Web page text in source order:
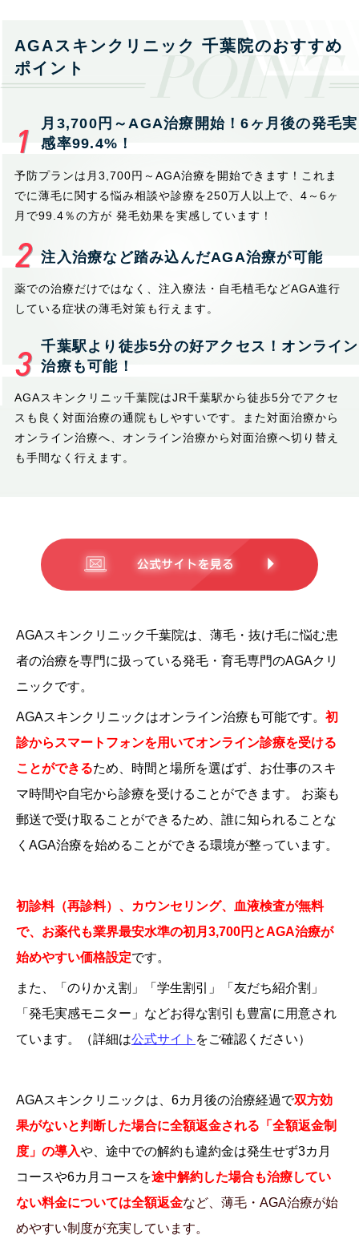
AGAスキンクリニック 千葉院のおすすめ
ポイント
月3,700円～AGA治療開始！6ヶ月後の発毛実
感率99.4%！
予防プランは月3,700円～AGA治療を開始できます！これま
でに薄毛に関する悩み相談や診療を250万人以上で、4～6ヶ
月で99.4％の方が 発毛効果を実感しています！
注入治療など踏み込んだAGA治療が可能
薬での治療だけではなく、注入療法・自毛植毛などAGA進行
している症状の薄毛対策も行えます。
千葉駅より徒歩5分の好アクセス！オンライン
治療も可能！
AGAスキンクリニッ千葉院はJR千葉駅から徒歩5分でアクセ
スも良く対面治療の通院もしやすいです。また対面治療から
オンライン治療へ、オンライン治療から対面治療へ切り替え
も手間なく行えます。
AGAスキンクリニック千葉院は、薄毛・抜け毛に悩む患
者の治療を専門に扱っている発毛・育毛専門のAGAクリ
ニックです。
AGAスキンクリニックはオンライン治療も可能です。 初
診からスマートフォンを用いてオンライン診療を受ける
ことができるため、時間と場所を選ばず、お仕事のスキ
マ時間や自宅から診療を受けることができます。
お薬も
郵送で受け取ることができるため、誰に知られることな
くAGA治療を始めることができる環境が整っています。
初診料（再診料）、カウンセリング、血液検査が無料
で、お薬代も業界最安水準の初月3,700円とAGA治療が
始めやすい価格設定です。
また、「のりかえ割」「学生割引」「友だち紹介割」
「発毛実感モニター」などお得な割引も豊富に用意され
ています。（詳細は公式サイト をご確認ください）
AGAスキンクリニックは、6カ月後の治療経過で双方効
果がないと判断した場合に全額返金される 「全額返金制
度」の導入や、途中での解約も違約金は発生せず3カ月
コースや6カ月コースを途中解約した場合も治療してい
ない料金については全額返金など、薄毛・AGA治療が始
めやすい制度が充実しています。